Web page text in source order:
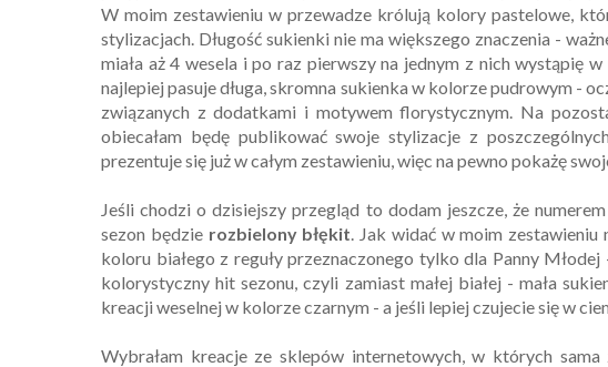
W moim zestawieniu w przewadze królują kolory pastelowe,
stylizacjach. Długość sukienki nie ma większego znaczenia -
miała aż 4 wesela i po raz pierwszy na jednym z nich wystąpię
najlepiej pasuje długa, skromna sukienka w kolorze pudrowym -
związanych z dodatkami i motywem florystycznym. Na
obiecałam będę publikować swoje stylizacje z
prezentuje się już w całym zestawieniu, więc na pewno pokażę
Jeśli chodzi o dzisiejszy przegląd to dodam jeszcze, że
sezon będzie rozbielony błękit . Jak widać w moim
koloru białego z reguły przeznaczonego tylko dla Panny
kolorystyczny hit sezonu, czyli zamiast małej białej - mała
kreacji weselnej w kolorze czarnym - a jeśli lepiej czujecie się w
Wybrałam kreacje ze sklepów internetowych, w których